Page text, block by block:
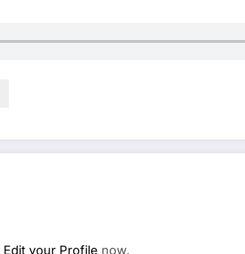
Edit your Profile now.